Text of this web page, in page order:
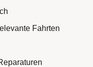
Fahrten